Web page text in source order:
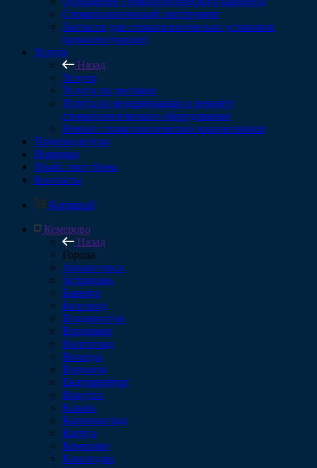
Стоматологический инструмент
Запчасти для стоматологических установок
(комплектующие)
Услуги
Назад
Услуги
Услуги по доставке
Услуга по модернизации и ремонту
стоматологического оборудования
Ремонт стоматологических наконечников
Производители
Новинки
Прайс-лист боры
Контакты
Корзина0
Кемерово
Назад
Города
Архангельск
Астрахань
Барнаул
Белгород
Владивосток
Владимир
Волгоград
Вологда
Воронеж
Екатеринбург
Иркутск
Казань
Калининград
Калуга
Кемерово
Краснодар